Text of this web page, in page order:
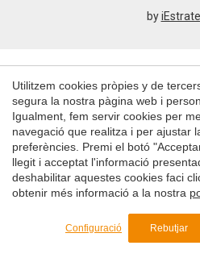
by
Utilitzem cookies pròpies y de
segura la nostra pàgina web i
Igualment, fem servir cookies per
navegació que realitza i per ajustar
preferències. Premi el botó
llegit i acceptat l'informació
deshabilitar aquestes cookies faci
obtenir més informació a la nostra
Configuració Rebutjar
informació sobre les
de l'usuari a través de
hàbits de navegació. Gràcies a
hàbits de navegació al lloc web i
relacionada amb el perfil de
Guardar configuració